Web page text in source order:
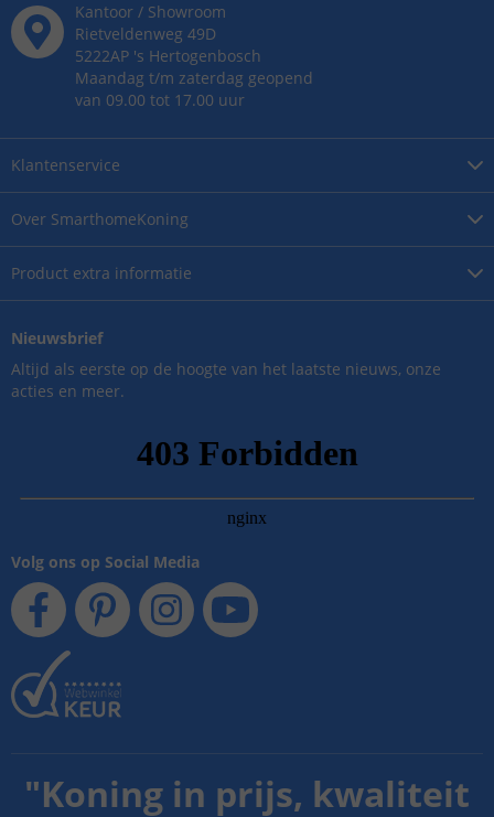
Over SmarthomeKoning
Product extra informatie
Klantenservice
Kantoor / Showroom
Rietveldenweg 49D
5222AP 's Hertogenbosch
Maandag t/m zaterdag geopend
van 09.00 tot 17.00 uur
Nieuwsbrief
Altijd als eerste op de hoogte van het laatste nieuws, onze
acties en meer.
Volg ons op Social Media
"Koning in prijs, kwaliteit